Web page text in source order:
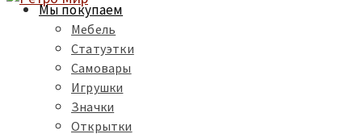
Мы покупаем
Мебель
Статуэтки
Самовары
Игрушки
Значки
Открытки